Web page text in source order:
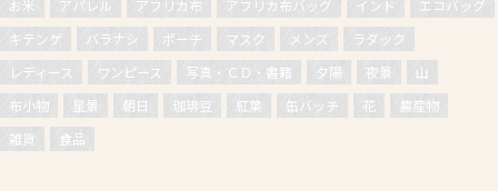
お米 アパレル アフリカ布 アフリカ布バッグ インド
エコバッグ
キテンゲ
バラナシ ポーチ マスク メンズ
ラダック
レディース
ワンピース 写真・ＣＤ・書籍 夕陽 夜景
山
布小物
星景 朝日 珈琲豆 紅葉 缶バッチ 花
農産物
雑貨
食品